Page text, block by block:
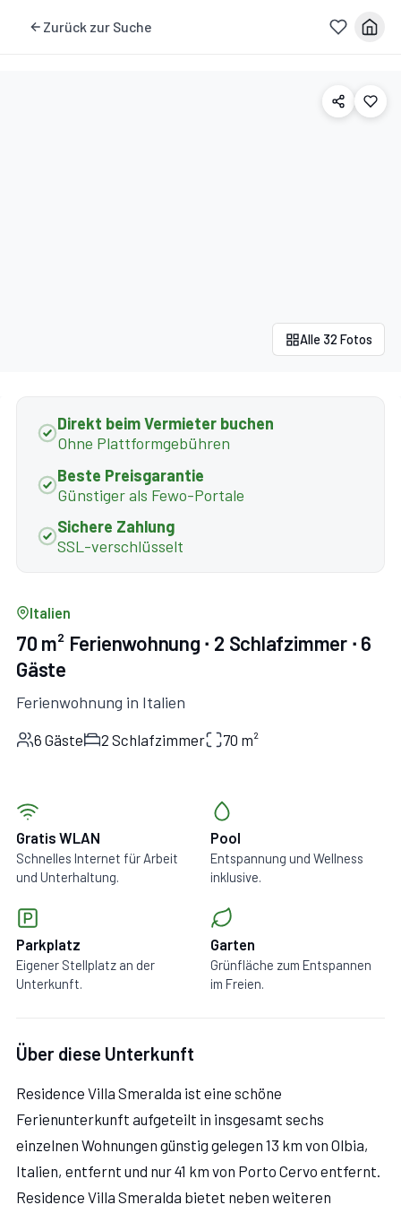
Zurück zur Suche
Alle 32 Fotos
Direkt beim Vermieter buchen
Ohne Plattformgebühren
Beste Preisgarantie
Günstiger als Fewo-Portale
Sichere Zahlung
SSL-verschlüsselt
Italien
70 m² Ferienwohnung ∙ 2 Schlafzimmer ∙ 6
Gäste
Ferienwohnung in Italien
6 Gäste 2 Schlafzimmer 70 m²
Gratis WLAN
Schnelles Internet für Arbeit
und Unterhaltung.
Pool
Entspannung und Wellness
inklusive.
Parkplatz
Eigener Stellplatz an der
Unterkunft.
Garten
Grünfläche zum Entspannen
im Freien.
Über diese Unterkunft
Residence Villa Smeralda ist eine schöne
Ferienunterkunft aufgeteilt in insgesamt sechs
einzelnen Wohnungen günstig gelegen 13 km von Olbia,
Italien, entfernt und nur 41 km von Porto Cervo entfernt.
Residence Villa Smeralda bietet neben weiteren